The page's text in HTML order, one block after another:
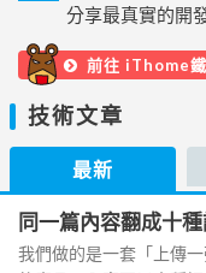
分享最真實的開
前往 iThome
技術文章
最新
同一篇內容翻成十
我們做的是一套「上傳